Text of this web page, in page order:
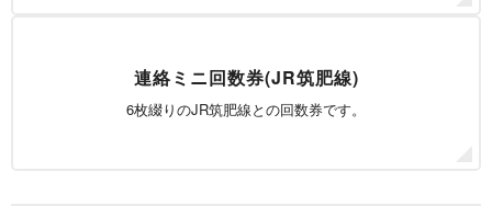
連絡ミニ回数券(JR筑肥線)
6枚綴りのJR筑肥線との回数券です。